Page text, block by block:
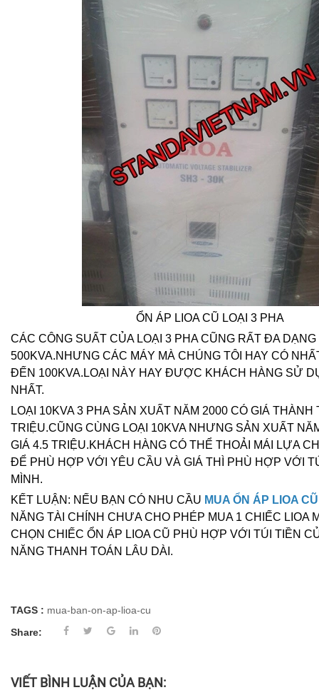
ỔN ÁP LIOA CŨ LOẠI 3 PHA
CÁC CÔNG SUẤT CỦA LOẠI 3 PHA CŨNG RẤT ĐA
500KVA.NHƯNG CÁC MÁY MÀ CHÚNG TÔI HAY CÓ
ĐẾN 100KVA.LOẠI NÀY HAY ĐƯỢC KHÁCH HÀNG SỬ
NHẤT.
LOẠI 10KVA 3 PHA SẢN XUẤT NĂM 2000 CÓ GIÁ THÀNH
TRIỆU.CŨNG CÙNG LOẠI 10KVA NHƯNG SẢN XUẤT
GIÁ 4.5 TRIỆU.KHÁCH HÀNG CÓ THỂ THOẢI MÁI LỰA
ĐỂ PHÙ HỢP VỚI YÊU CẦU VÀ GIÁ THÌ PHÙ HỢP VỚI
MÌNH.
KẾT LUẬN: NẾU BẠN CÓ NHU CẦU MUA ỔN ÁP LIOA CŨ
NĂNG TÀI CHÍNH CHƯA CHO PHÉP MUA 1 CHIẾC LIOA
CHỌN CHIẾC ỔN ÁP LIOA CŨ PHÙ HỢP VỚI TÚI TIỀN
NĂNG THANH TOÁN LÂU DÀI.
TAGS : mua-ban-on-ap-lioa-cu
Share:
VIẾT BÌNH LUẬN CỦA BẠN: